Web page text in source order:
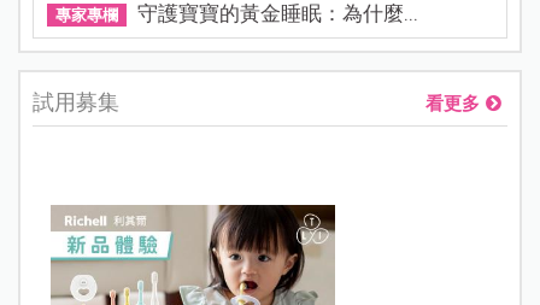
專家專欄 守護寶寶的黃金睡眠：為什麼...
試用募集 看更多